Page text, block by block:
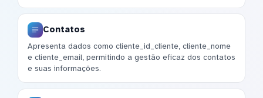
Contatos
Apresenta dados como cliente_id_cliente, cliente_nome
e cliente_email, permitindo a gestão eficaz dos contatos
e suas informações.